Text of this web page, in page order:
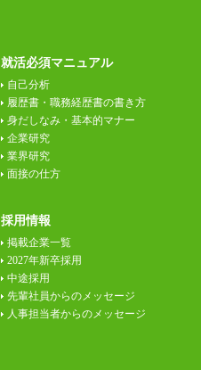
就活必須マニュアル
自己分析
履歴書・職務経歴書の書き方
身だしなみ・基本的マナー
企業研究
業界研究
面接の仕方
採用情報
掲載企業一覧
2027年新卒採用
中途採用
先輩社員からのメッセージ
人事担当者からのメッセージ